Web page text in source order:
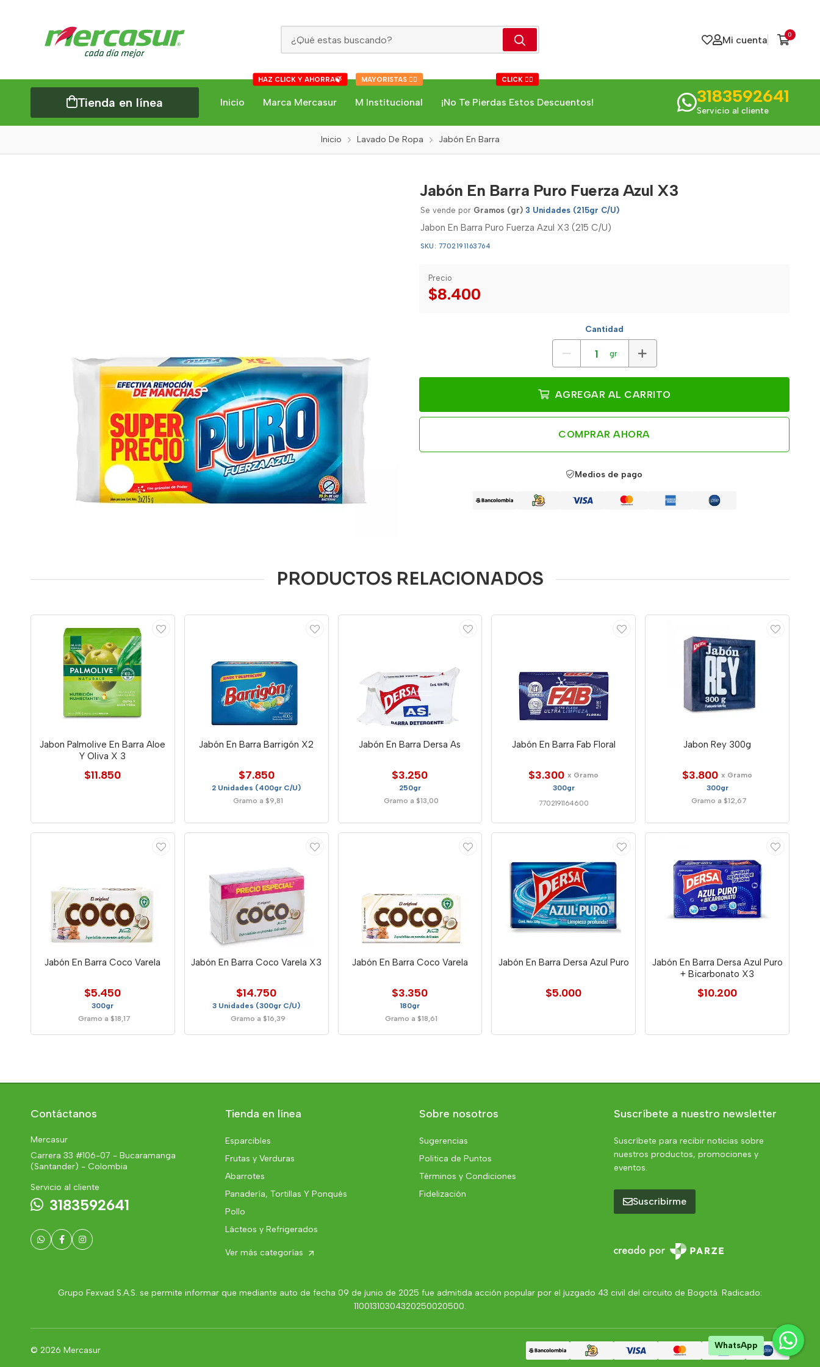
Mi cuenta 0
Tienda en línea Inicio Marca Mercasur
HAZ CLICK Y AHORRA🍃
M Institucional
MAYORISTAS 👇🏻
¡No Te Pierdas Estos Descuentos!
CLICK 👇🏻
3183592641
Servicio al cliente
Inicio Lavado De Ropa Jabón En Barra
Jabón En Barra Puro Fuerza Azul X3
Se vende por Gramos (gr) 3 Unidades (215gr C/U)
Jabon En Barra Puro Fuerza Azul X3 (215 C/U)
SKU: 7702191163764
Precio
$8.400
Cantidad
gr
AGREGAR AL CARRITO
COMPRAR AHORA
Medios de pago
PRODUCTOS RELACIONADOS
Jabon Palmolive En Barra Aloe
Y Oliva X 3
$11.850
Jabón En Barra Barrigón X2
$7.850
2 Unidades (400gr C/U)
Gramo a $9,81
Jabón En Barra Dersa As
$3.250
250gr
Gramo a $13,00
Jabón En Barra Fab Floral
$3.300 x Gramo
300gr
7702191164600
Jabon Rey 300g
$3.800 x Gramo
300gr
Gramo a $12,67
Jabón En Barra Coco Varela
$5.450
300gr
Gramo a $18,17
Jabón En Barra Coco Varela X3
$14.750
3 Unidades (300gr C/U)
Gramo a $16,39
Jabón En Barra Coco Varela
$3.350
180gr
Gramo a $18,61
Jabón En Barra Dersa Azul Puro
$5.000
Jabón En Barra Dersa Azul Puro
+ Bicarbonato X3
$10.200
Contáctanos
Mercasur
Carrera 33 #106-07 - Bucaramanga
(Santander) - Colombia
Servicio al cliente
3183592641
Tienda en línea
Esparcibles
Frutas y Verduras
Abarrotes
Panadería, Tortillas Y Ponqués
Pollo
Lácteos y Refrigerados
Ver más categorías
Sobre nosotros
Sugerencias
Politica de Puntos
Términos y Condiciones
Fidelización
Suscríbete a nuestro newsletter
Suscríbete para recibir noticias sobre
nuestros productos, promociones y
eventos.
Suscribirme
Grupo Fexvad S.A.S. se permite informar que mediante auto de fecha 09 de junio de 2025 fue admitida acción popular por el juzgado 43 civil del circuito de Bogotá. Radicado:
11001310304320250020500.
© 2026 Mercasur WhatsApp